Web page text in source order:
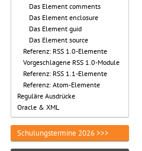
Das Element comments
Das Element enclosure
Das Element guid
Das Element source
Referenz: RSS 1.0-Elemente
Vorgeschlagene RSS 1.0-Module
Referenz: RSS 1.1-Elemente
Referenz: Atom-Elemente
Reguläre Ausdrücke
Oracle & XML
Schulungstermine 2026 >>>